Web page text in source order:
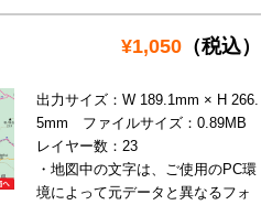
¥1,050 （税込）
出力サイズ：W 189.1mm × H 266.
5mm ファイルサイズ：0.89MB
レイヤー数：23
・地図中の文字は、ご使用のPC環
境によって元データと異なるフォ